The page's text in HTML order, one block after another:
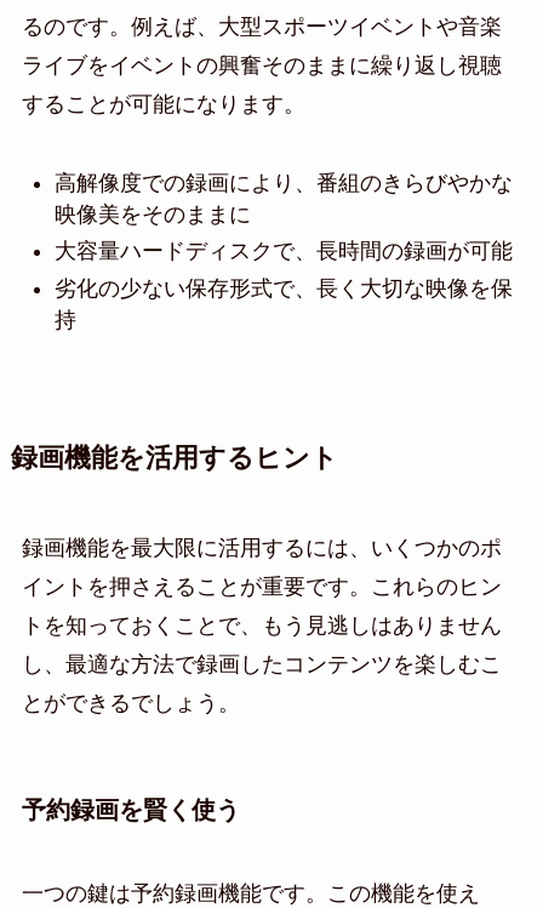
るのです。例えば、大型スポーツイベントや音楽
ライブをイベントの興奮そのままに繰り返し視聴
することが可能になります。
高解像度での録画により、番組のきらびやかな
映像美をそのままに
大容量ハードディスクで、長時間の録画が可能
劣化の少ない保存形式で、長く大切な映像を保
持
録画機能を活用するヒント
録画機能を最大限に活用するには、いくつかのポ
イントを押さえることが重要です。これらのヒン
トを知っておくことで、もう見逃しはありません
し、最適な方法で録画したコンテンツを楽しむこ
とができるでしょう。
予約録画を賢く使う
一つの鍵は予約録画機能です。この機能を使え